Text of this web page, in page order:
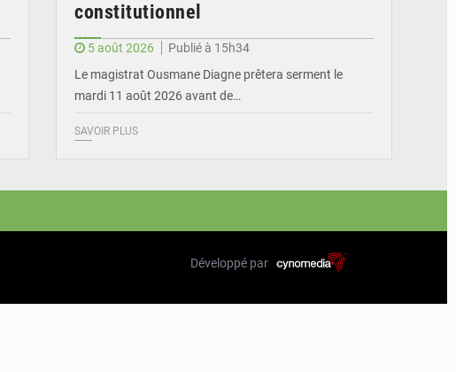
constitutionnel
5 août 2026
Publié à 15h34
Le magistrat Ousmane Diagne prêtera serment le
mardi 11 août 2026 avant de…
SAVOIR PLUS
Développé par